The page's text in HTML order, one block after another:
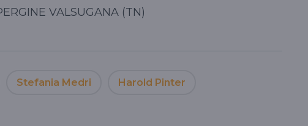
VALSUGANA (TN)
Stefania Medri Harold Pinter